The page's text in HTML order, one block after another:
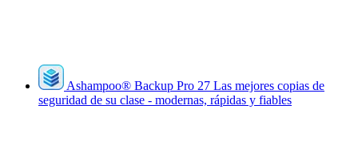
Ashampoo® Backup Pro 27 Las mejores copias de
seguridad de su clase - modernas, rápidas y fiables